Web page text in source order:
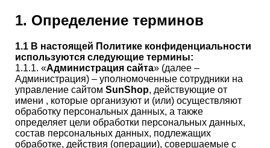
1. Определение терминов
1.1 В настоящей Политике конфиденциальности
используются следующие термины:
1.1.1. «Администрация сайта» (далее –
Администрация) – уполномоченные сотрудники на
управление сайтом SunShop, действующие от
имени , которые организуют и (или) осуществляют
обработку персональных данных, а также
определяет цели обработки персональных данных,
состав персональных данных, подлежащих
обработке, действия (операции), совершаемые с